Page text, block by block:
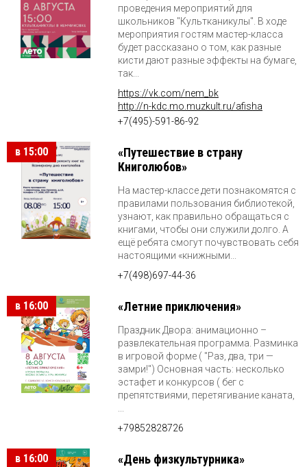
проведения мероприятий для
школьников "Культканикулы". В ходе
мероприятия гостям мастер-класса
будет рассказано о том, как разные
кисти дают разные эффекты на бумаге,
так...
https://vk.com/nem_bk
http://n-kdc.mo.muzkult.ru/afisha
+7(495)-591-86-92
в 15:00
«Путешествие в страну
Книголюбов»
На мастер-классе дети познакомятся с
правилами пользования библиотекой,
узнают, как правильно обращаться с
книгами, чтобы они служили долго. А
ещё ребята смогут почувствовать себя
настоящими «книжными...
+7(498)697-44-36
в 16:00 «Летние приключения»
Праздник Двора: анимационно –
развлекательная программа. Разминка
в игровой форме ( "Раз, два, три —
замри!") Основная часть: несколько
эстафет и конкурсов ( бег с
препятствиями, перетягивание каната,
+79852828726
в 16:00 «День физкультурника»